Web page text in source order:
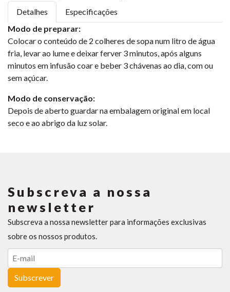
Detalhes
Especificações
Modo de preparar:
Colocar o conteúdo de 2 colheres de sopa num litro de água
fria, levar ao lume e deixar ferver 3 minutos, após alguns
minutos em infusão coar e beber 3 chávenas ao dia, com ou
sem açúcar.
Modo de conservação:
Depois de aberto guardar na embalagem original em local
seco e ao abrigo da luz solar.
Subscreva a nossa
newsletter
Subscreva a nossa newsletter para informações exclusivas
sobre os nossos produtos.
Subscrever